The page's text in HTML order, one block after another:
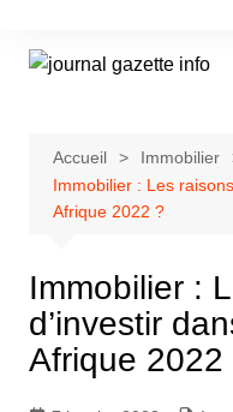
contenu
Accueil
Immobilier
Immobilier : Les
Afrique 2022 ?
Immobilier :
d’investir
Afrique 2022